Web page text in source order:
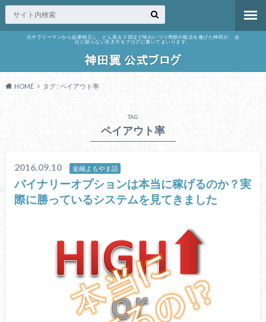
元サラリーマンから起業独立し、どん底を２回ほど味わいつつ奇跡の復活を遂げた神田が、 会
社に頼らない生き方をブログに書いてまいります。
HOME タグ : ペイアウト率
TAG
ペイアウト率
2016.09.10 金融よもやま話
バイナリーオプションは本当に稼げるのか？実
際に勝っているシステムを見てきました